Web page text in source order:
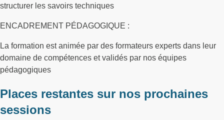
structurer les savoirs techniques
ENCADREMENT PÉDAGOGIQUE :
La formation est animée par des formateurs experts dans leur
domaine de compétences et validés par nos équipes
pédagogiques
Places restantes sur nos prochaines
sessions